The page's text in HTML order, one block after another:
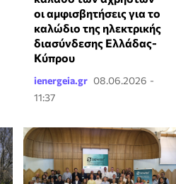
οι αμφισβητήσεις για το
καλώδιο της ηλεκτρικής
διασύνδεσης Ελλάδας-
Κύπρου
ienergeia.gr 08.06.2026 -
11:37